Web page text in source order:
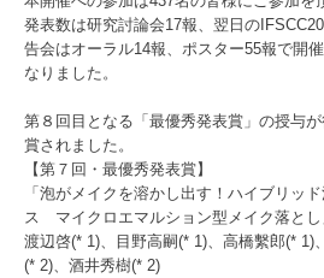
発表数は研究討論会17報、翌日の
告会はオーラル14報、ポスター55報で開
なりました。
第８回目となる「最優秀発表賞」の授与
賞されました。
【第７回・最優秀発表賞】
「泡がメイクを溶かし出す！ハイブリッ
ス マイクロエマルション型メイク落とし
渡辺啓(* 1)、目野高嗣(* 1)、高橋繫郎(* 1)
(* 2)、酒井秀樹(* 2)